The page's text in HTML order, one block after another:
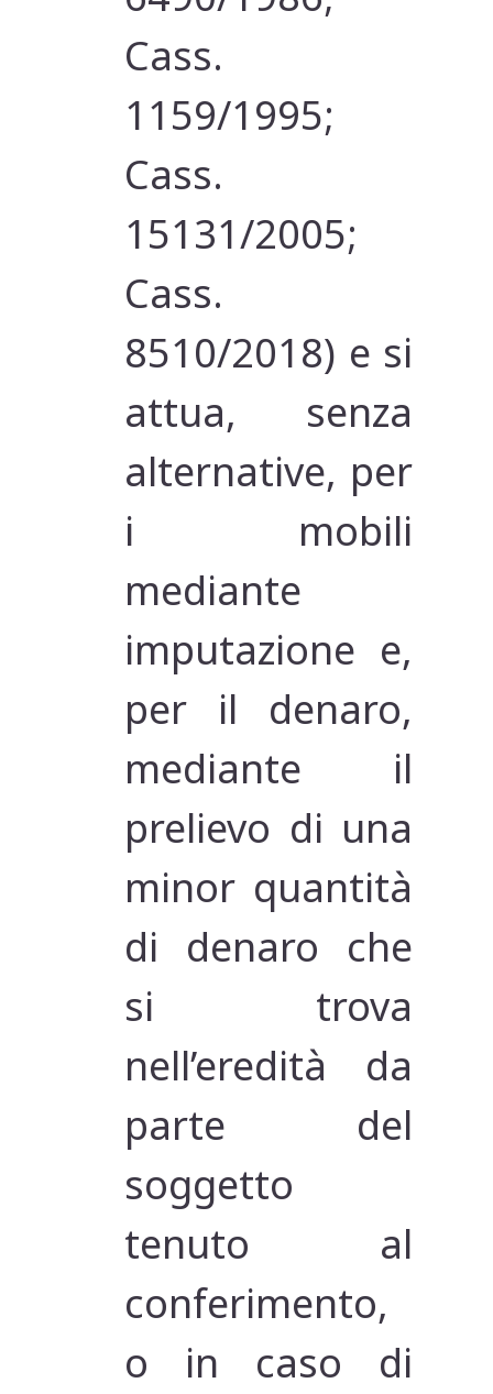
Cass.
1159/1995;
Cass.
15131/2005;
Cass.
8510/2018) e si
attua, senza
alternative, per
i mobili
mediante
imputazione e,
per il denaro,
mediante il
prelievo di una
minor quantità
di denaro che
si trova
nell’eredità da
parte del
soggetto
tenuto al
conferimento,
o in caso di